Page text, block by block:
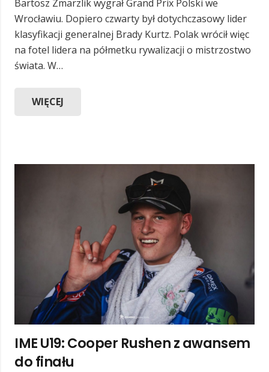
Bartosz Zmarzlik wygrał Grand Prix Polski we
Wrocławiu. Dopiero czwarty był dotychczasowy lider
klasyfikacji generalnej Brady Kurtz. Polak wrócił więc
na fotel lidera na półmetku rywalizacji o mistrzostwo
świata. W…
WIĘCEJ
IME U19: Cooper Rushen z awansem
do finału